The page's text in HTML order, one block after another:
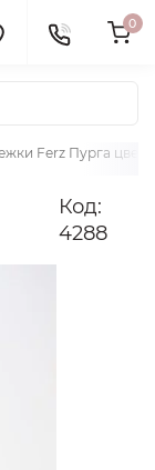
0
Ferz Пурга цвет
Код:
4288